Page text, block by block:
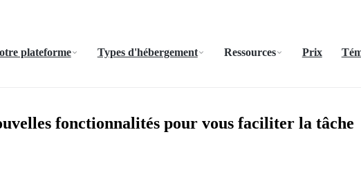
plateforme Types d'hébergement Ressources Prix
fonctionnalités pour vous faciliter la tâche